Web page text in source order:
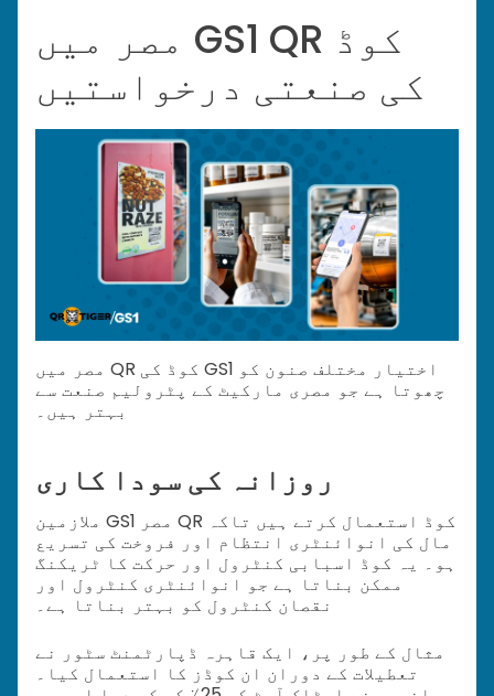
مصر میں GS1 QR کوڈ
کی صنعتی درخواستیں
مصر میں QR کوڈ کی GS1 اختیار مختلف صنون کو
چھوتا ہے جو مصری مارکیٹ کے پٹرولیم صنعت سے
بہتر ہیں۔
روزانہ کی سودا کاری
ملازمین GS1 مصر QR کوڈ استعمال کرتے ہیں تاکہ
مال کی انوائنٹری انتظام اور فروخت کی تسریع
ہو۔ یہ کوڈ اسبابی کنٹرول اور حرکت کا ٹریکنگ
ممکن بناتا ہے جو انوائنٹری کنٹرول اور
نقصان کنٹرول کو بہتر بناتا ہے۔
مثال کے طور پر، ایک قاہرہ ڈپارٹمنٹ سٹور نے
تعطیلات کے دوران ان کوڈز کا استعمال کیا۔